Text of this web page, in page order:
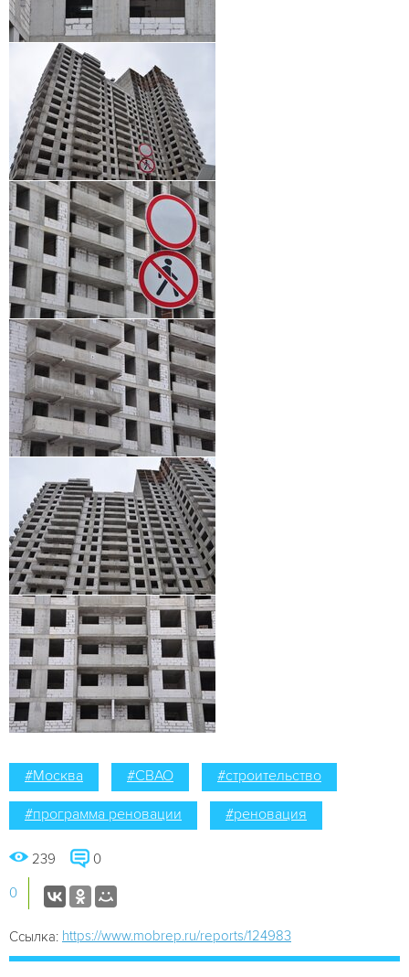
#Москва #СВАО #строительство
#программа реновации #реновация
239 0
0
Ссылка: https://www.mobrep.ru/reports/124983